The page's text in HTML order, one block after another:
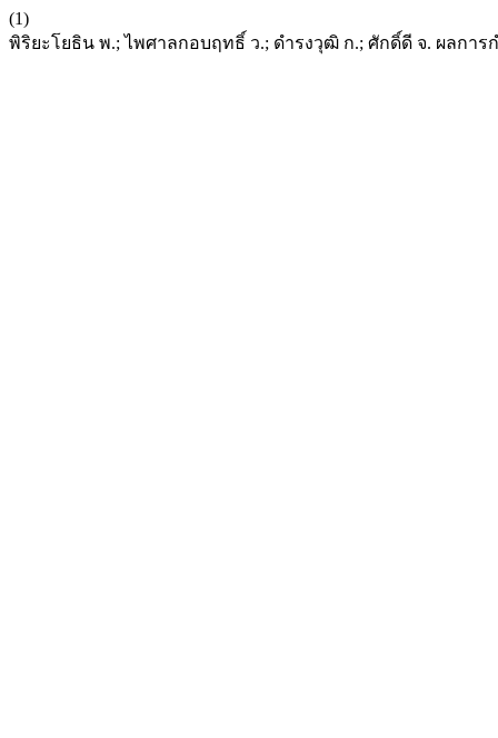
(1)
พิริยะโยธิน พ.; ไพศาลกอบฤทธิ์ ว.; ดำรงวุฒิ ก.; ศักดิ์ดี จ. ผลกา